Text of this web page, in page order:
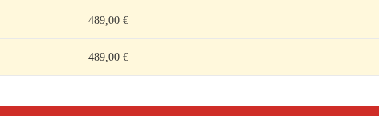
489,00 €
489,00 €